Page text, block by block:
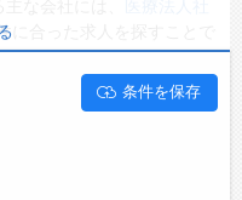
対策など)
に合った求人を探すことで
るジョブズゴーでは富山県
うち
正社員の求人は1件、
ており、転職だけでなく、
就職も可能です。 富山県
条件を保存